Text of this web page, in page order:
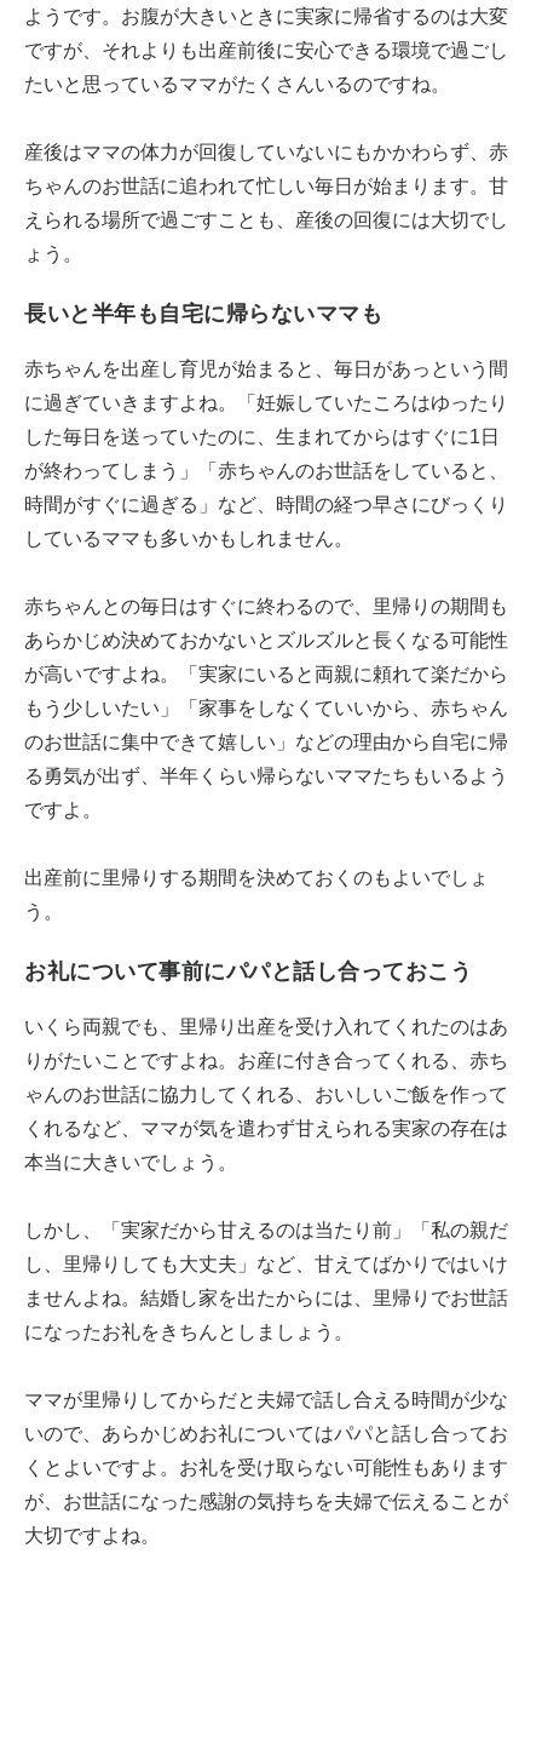
ようです。お腹が大きいときに実家に帰省するのは大変
ですが、それよりも出産前後に安心できる環境で過ごし
たいと思っているママがたくさんいるのですね。
産後はママの体力が回復していないにもかかわらず、赤
ちゃんのお世話に追われて忙しい毎日が始まります。甘
えられる場所で過ごすことも、産後の回復には大切でし
ょう。
長いと半年も自宅に帰らないママも
赤ちゃんを出産し育児が始まると、毎日があっという間
に過ぎていきますよね。「妊娠していたころはゆったり
した毎日を送っていたのに、生まれてからはすぐに1日
が終わってしまう」「赤ちゃんのお世話をしていると、
時間がすぐに過ぎる」など、時間の経つ早さにびっくり
しているママも多いかもしれません。
赤ちゃんとの毎日はすぐに終わるので、里帰りの期間も
あらかじめ決めておかないとズルズルと長くなる可能性
が高いですよね。「実家にいると両親に頼れて楽だから
もう少しいたい」「家事をしなくていいから、赤ちゃん
のお世話に集中できて嬉しい」などの理由から自宅に帰
る勇気が出ず、半年くらい帰らないママたちもいるよう
ですよ。
出産前に里帰りする期間を決めておくのもよいでしょ
う。
お礼について事前にパパと話し合っておこう
いくら両親でも、里帰り出産を受け入れてくれたのはあ
りがたいことですよね。お産に付き合ってくれる、赤ち
ゃんのお世話に協力してくれる、おいしいご飯を作って
くれるなど、ママが気を遣わず甘えられる実家の存在は
本当に大きいでしょう。
しかし、「実家だから甘えるのは当たり前」「私の親だ
し、里帰りしても大丈夫」など、甘えてばかりではいけ
ませんよね。結婚し家を出たからには、里帰りでお世話
になったお礼をきちんとしましょう。
ママが里帰りしてからだと夫婦で話し合える時間が少な
いので、あらかじめお礼についてはパパと話し合ってお
くとよいですよ。お礼を受け取らない可能性もあります
が、お世話になった感謝の気持ちを夫婦で伝えることが
大切ですよね。